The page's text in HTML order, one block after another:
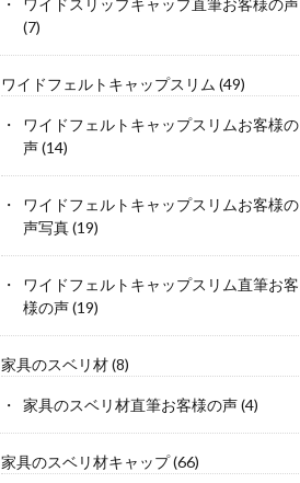
ワイドスリップキャップ直筆お客様の声
(7)
ワイドフェルトキャップスリム (49)
ワイドフェルトキャップスリムお客様の
声(14)
ワイドフェルトキャップスリムお客様の
声写真(19)
ワイドフェルトキャップスリム直筆お客
様の声(19)
家具のスベリ材(8)
家具のスベリ材直筆お客様の声(4)
家具のスベリ材キャップ(66)